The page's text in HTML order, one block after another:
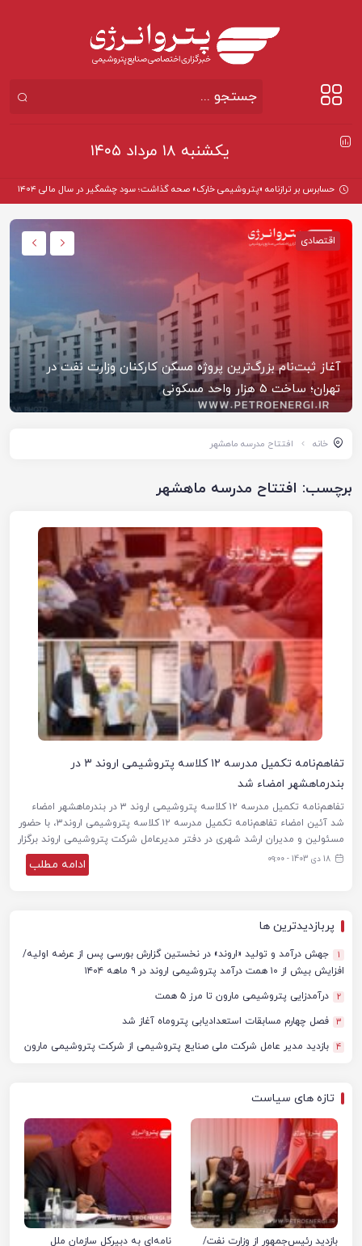
یکشنبه ۱۸ مرداد ۱۴۰۵
حسابرس بر ترازنامه «پتروشیمی خارک» صحه گذاشت؛ سود چشمگیر در سال مالی ۱۴۰۴
اقتصادی
آغاز ثبت‌نام بزرگ‌ترین پروژه مسکن کارکنان وزارت نفت در
تهران؛ ساخت ۵ هزار واحد مسکونی
خانه افتتاح مدرسه ماهشهر
برچسب: افتتاح مدرسه ماهشهر
تفاهم‌نامه تکمیل مدرسه ۱۲ کلاسه پتروشیمی اروند ۳ در
بندرماهشهر امضاء شد
تفاهم‌نامه تکمیل مدرسه ۱۲ کلاسه پتروشیمی اروند ۳ در بندرماهشهر امضاء
شد آئین امضاء تفاهم‌نامه تکمیل مدرسه ۱۲ کلاسه پتروشیمی اروند۳، با حضور
مسئولین و مدیران ارشد شهری در دفتر مدیرعامل شرکت پتروشیمی اروند برگزار
18 دی 1403 - ۰۹:۰۰ ادامه مطلب
پربازدیدترین ها
1
جهش درآمد و تولید «اروند» در نخستین گزارش بورسی پس از عرضه اولیه/
افزایش بیش از ۱۰ همت درآمد پتروشیمی اروند در ۹ ماهه ۱۴۰۴
2 درآمدزایی پتروشیمی مارون تا مرز ۵ همت
3 فصل چهارم مسابقات استعدادیابی پتروماه آغاز شد
4 بازدید مدیر عامل شرکت ملی صنایع پتروشیمی از شرکت پتروشیمی مارون
تازه های سیاست
بازدید رئیس‌جمهور از وزارت نفت/
نامه‌ای به دبیرکل سازمان ملل